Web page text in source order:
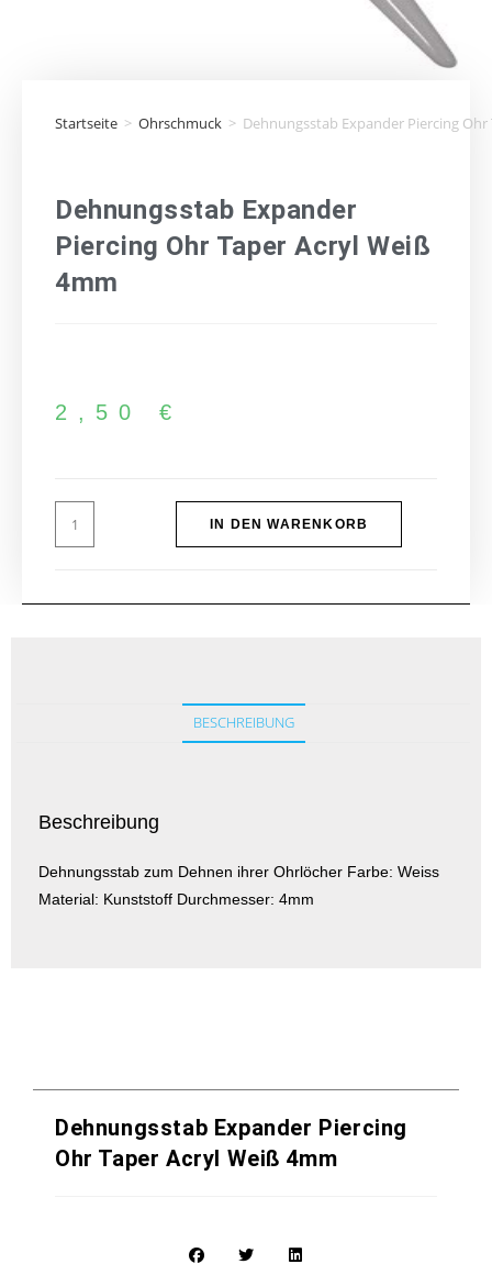
Startseite > Ohrschmuck > Dehnungsstab Expander Piercing
Dehnungsstab Expander
Piercing Ohr Taper Acryl Weiß
4mm
2,50 €
IN DEN WARENKORB
BESCHREIBUNG
Beschreibung
Dehnungsstab zum Dehnen ihrer Ohrlöcher Farbe: Weiss
Material: Kunststoff Durchmesser: 4mm
Dehnungsstab Expander Piercing
Ohr Taper Acryl Weiß 4mm